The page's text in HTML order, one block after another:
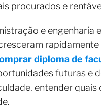
procurados e
e engenharia
diploma de
futuras e
entender